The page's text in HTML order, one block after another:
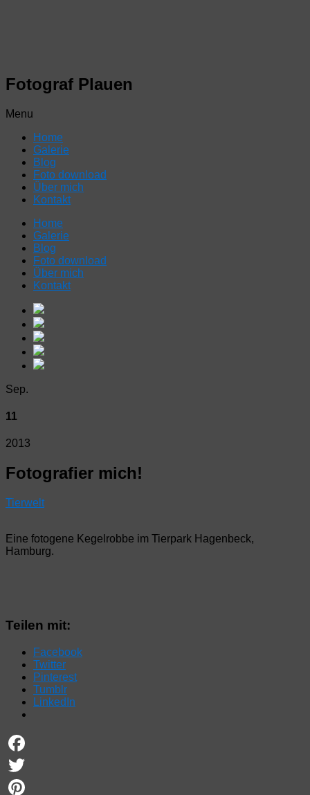
Fotograf Plauen
Menu
Home
Galerie
Blog
Foto download
Über mich
Kontakt
Home
Galerie
Blog
Foto download
Über mich
Kontakt
Sep.
11
2013
Fotografier mich!
Tierwelt
Eine fotogene Kegelrobbe im Tierpark Hagenbeck,
Hamburg.
Teilen mit:
Facebook
Twitter
Pinterest
Tumblr
LinkedIn
Facebook
Twitter